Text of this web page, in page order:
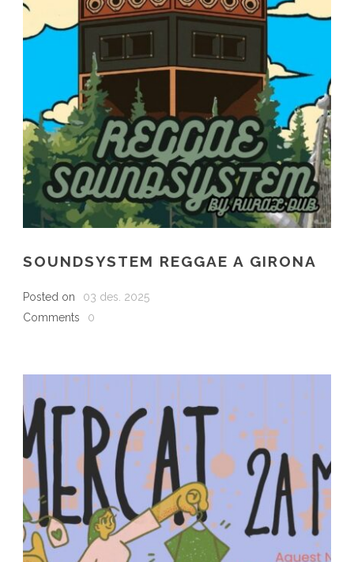
SOUNDSYSTEM REGGAE A GIRONA
Posted on
03 des. 2025
Comments
0